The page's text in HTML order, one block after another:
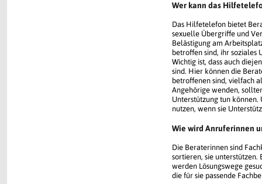
Wer kann das
Das Hilfetelefon bietet
sexuelle Übergriffe und
Belästigung am
betroffen sind, ihr soziales
Wichtig ist, dass auch
sind. Hier können die
betroffenen sind, vielfach
Angehörige wenden,
Unterstützung tun
nutzen, wenn sie
Wie wird Anruferinnen
Die Beraterinnen sind
sortieren, sie unterstützen.
werden Lösungswege
die für sie passende